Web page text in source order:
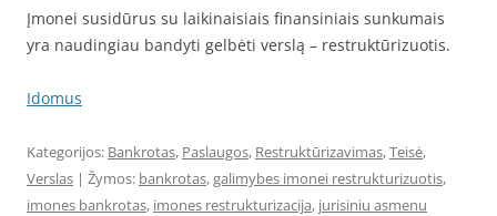
Įmonei susidūrus su laikinaisiais finansiniais sunkumais
yra naudingiau bandyti gelbėti verslą – restruktūrizuotis.
Idomus
Kategorijos: Bankrotas, Paslaugos, Restruktūrizavimas,Teisė,
Verslas | Žymos: bankrotas,galimybes imonei restrukturizuotis,
imones bankrotas, imones restrukturizacija, jurisiniu asmenu